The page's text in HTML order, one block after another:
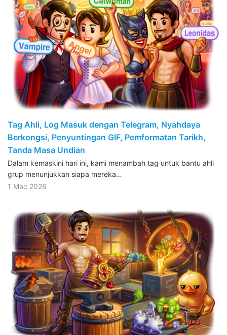
Tag Ahli, Log Masuk dengan Telegram, Nyahdaya
Berkongsi, Penyuntingan GIF, Pemformatan Tarikh,
Tanda Masa Undian
Dalam kemaskini hari ini, kami menambah tag untuk bantu ahli
grup menunjukkan siapa mereka…
1 Mac 2026